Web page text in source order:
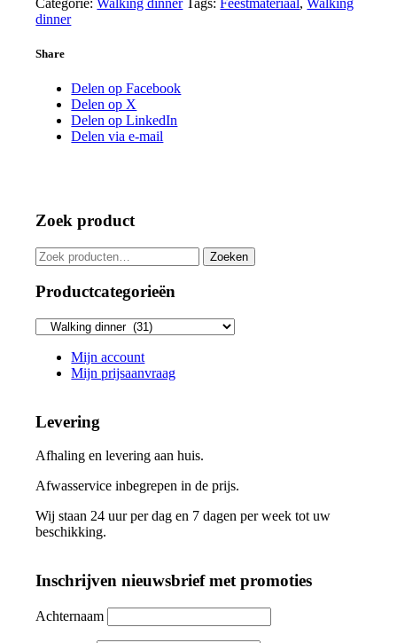
dinner
Share
Delen op Facebook
Delen op X
Delen op LinkedIn
Delen via e-mail
Zoek product
Zoeken
naar:
Zoeken
Productcategorieën
Mijn account
Mijn prijsaanvraag
Levering
Afhaling en levering aan huis.
Afwasservice inbegrepen in de prijs.
Wij staan 24 uur per dag en 7 dagen per week tot uw
beschikking.
Inschrijven nieuwsbrief met promoties
Achternaam